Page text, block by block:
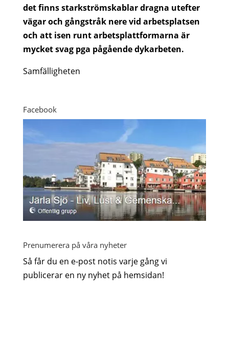
det finns starkströmskablar dragna utefter
vägar och gångstråk nere vid arbetsplatsen
och att isen runt arbetsplattformarna är
mycket svag pga pågående dykarbeten.
Samfälligheten
Facebook
Prenumerera på våra nyheter
Så får du en e-post notis varje gång vi
publicerar en ny nyhet på hemsidan!